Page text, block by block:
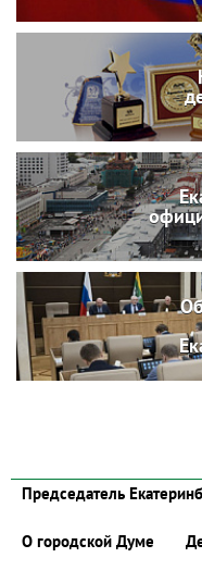
Председатель
О городской Думе